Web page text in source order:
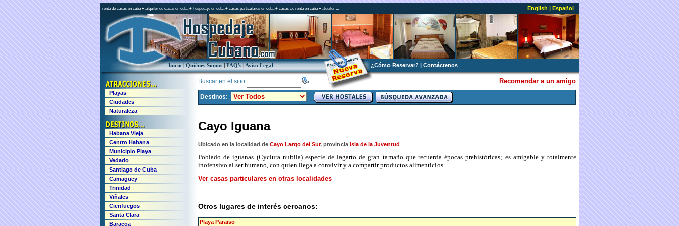
renta de casas en cuba+ alquiler de casas en cuba+ hospedaje en cuba+ casas particulares en cuba+ casas de renta en cuba+ alquiler ... English | Español
Inicio|Quiénes Somos|FAQ's|Aviso Legal ¿Cómo Reservar? | Contáctenos
Buscar en el sitio: Recomendar a un amigo
Destinos:
Cayo Iguana
Ubicado en la localidad de Cayo Largo del Sur, provincia Isla de la Juventud
Poblado de iguanas (Cyclura nubila) especie de lagarto de gran tamaño que recuerda épocas prehistóricas; es amigable y totalmente
inofensivo al ser humano, con quien llega a convivir y a compartir productos alimenticios.
Ver casas particulares en otras localidades
Otros lugares de interés cercanos:
Playa Paraiso
Playas
Ciudades
Naturaleza
Habana Vieja
Centro Habana
Municipio Playa
Vedado
Santiago de Cuba
Camaguey
Trinidad
Viñales
Cienfuegos
Santa Clara
Baracoa